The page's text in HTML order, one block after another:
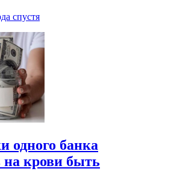
спустя
одного банка
на крови быть